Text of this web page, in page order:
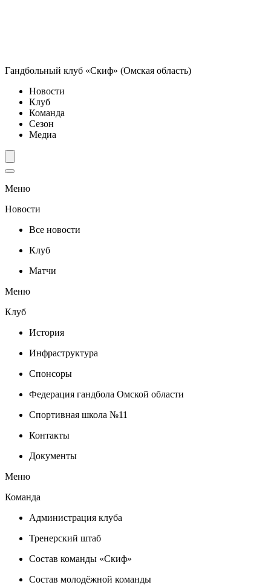
Гандбольный клуб «Скиф» (Омская область)
Новости
Клуб
Команда
Сезон
Медиа
Меню
Новости
Все новости
Клуб
Матчи
Меню
Клуб
История
Инфраструктура
Спонсоры
Федерация гандбола Омской области
Спортивная школа №11
Контакты
Документы
Меню
Команда
Администрация клуба
Тренерский штаб
Состав команды «Скиф»
Состав молодёжной команды